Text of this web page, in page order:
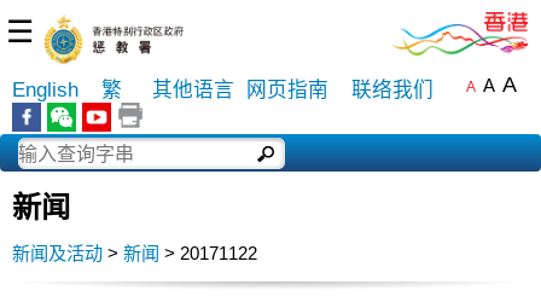
☰
English 繁 其他语言 网页指南 联络我们 A A A
新闻
新闻及活动 > 新闻 > 20171122